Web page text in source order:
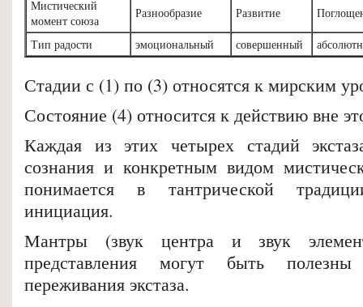
Мистический
момент союза
Разнообразие Развитие
Тип радости эмоциональный совершенный
Стадии с (1) по (3) относятся к мирским
Состояние (4) относится к действию вне
Каждая из этих четырех стадий
сознания и конкретным видом
понимается в тантрической
инициация.
Мантры (звук центра и звук
представления могут быть
переживания экстаза.